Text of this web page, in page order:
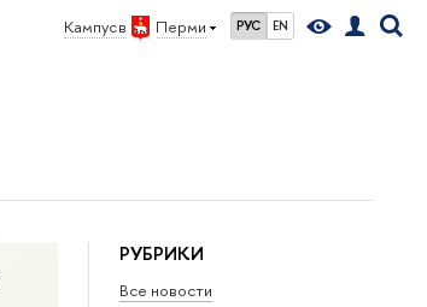
Кампус в Перми РУС EN
РУБРИКИ
Все новости